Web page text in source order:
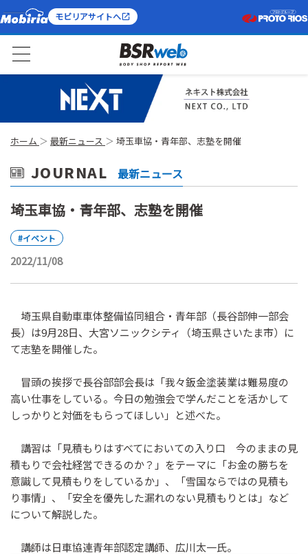
モビリアサイトへ
ホーム 最新ニュース 埼玉車協・青年部、志塾を開催
JOURNAL 最新ニュース
埼玉車協・青年部、志塾を開催
#イベント
2022/11/08
埼玉県自動車車体整備協同組合・青年部（長谷部伸一部会
長）は9月28日、大宮ソニックシティ（埼玉県さいたま市）に
て志塾を開催した。
冒頭の挨拶で長谷部部会長は「我々鈑金塗装業は難易度の
高い仕事をしている。今日の勉強会で学んだことを活かして
しっかりと対価をもらってほしい」と述べた。
講習は「見積もりはすべてにおいての入り口 今のままの見
積もりで会社経営できるのか？」をテーマに「お金の勝ちを
意識して見積もりをしているか」、「雪国ならではの見積も
り事情」、「安全を優先した漏れのない見積もりとは」など
について解説した。
講師は日車協連青年部認定講師、広川太一氏。